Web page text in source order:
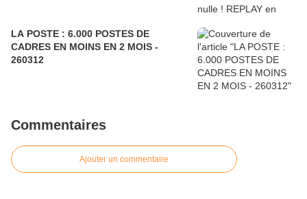
LA POSTE : 6.000 POSTES DE
CADRES EN MOINS EN 2 MOIS -
260312
Commentaires
Ajouter un commentaire